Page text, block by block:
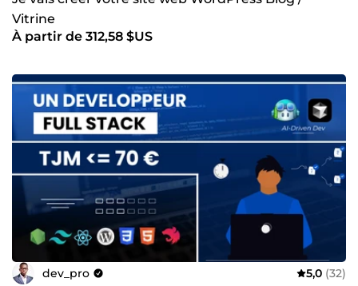
Vitrine
À partir de 312,58 $US
dev_pro 5,0 (32)